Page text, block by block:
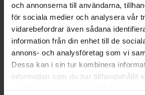
och annonserna till användarna,
för sociala medier och analysera vår
vidarebefordrar även sådana
information från din enhet till de
annons- och analysföretag som vi
Dessa kan i sin tur kombinera
information som du har tillhandahållit